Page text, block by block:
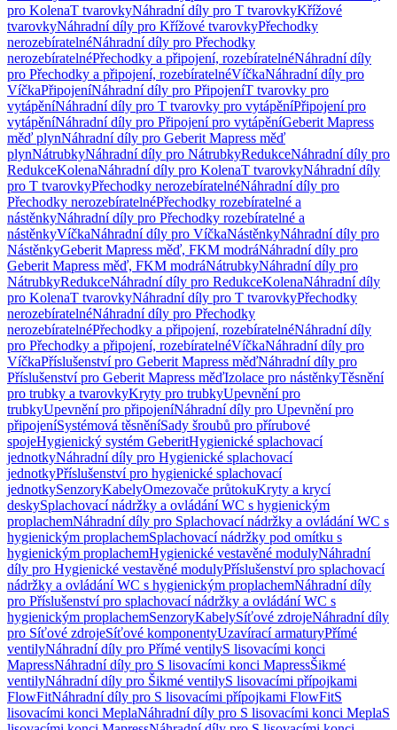
pro KolenaT tvarovkyNáhradní díly pro T tvarovkyKřížové
tvarovkyNáhradní díly pro Křížové tvarovkyPřechodky
nerozebíratelnéNáhradní díly pro Přechodky
nerozebíratelnéPřechodky a připojení, rozebíratelnéNáhradní díly
pro Přechodky a připojení, rozebíratelnéVíčkaNáhradní díly pro
VíčkaPřipojeníNáhradní díly pro PřipojeníT tvarovky pro
vytápěníNáhradní díly pro T tvarovky pro vytápěníPřipojení pro
vytápěníNáhradní díly pro Připojení pro vytápěníGeberit Mapress
měď plynNáhradní díly pro Geberit Mapress měď
plynNátrubkyNáhradní díly pro NátrubkyRedukceNáhradní díly pro
RedukceKolenaNáhradní díly pro KolenaT tvarovkyNáhradní díly
pro T tvarovkyPřechodky nerozebíratelnéNáhradní díly pro
Přechodky nerozebíratelnéPřechodky rozebíratelné a
nástěnkyNáhradní díly pro Přechodky rozebíratelné a
nástěnkyVíčkaNáhradní díly pro VíčkaNástěnkyNáhradní díly pro
NástěnkyGeberit Mapress měď, FKM modráNáhradní díly pro
Geberit Mapress měď, FKM modráNátrubkyNáhradní díly pro
NátrubkyRedukceNáhradní díly pro RedukceKolenaNáhradní díly
pro KolenaT tvarovkyNáhradní díly pro T tvarovkyPřechodky
nerozebíratelnéNáhradní díly pro Přechodky
nerozebíratelnéPřechodky a připojení, rozebíratelnéNáhradní díly
pro Přechodky a připojení, rozebíratelnéVíčkaNáhradní díly pro
VíčkaPříslušenství pro Geberit Mapress měďNáhradní díly pro
Příslušenství pro Geberit Mapress měďIzolace pro nástěnkyTěsnění
pro trubky a tvarovkyKryty pro trubkyUpevnění pro
trubkyUpevnění pro připojeníNáhradní díly pro Upevnění pro
připojeníSystémová těsněníSady šroubů pro přírubové
spojeHygienický systém GeberitHygienické splachovací
jednotkyNáhradní díly pro Hygienické splachovací
jednotkyPříslušenství pro hygienické splachovací
jednotkySenzoryKabelyOmezovače průtokuKryty a krycí
deskySplachovací nádržky a ovládání WC s hygienickým
proplachemNáhradní díly pro Splachovací nádržky a ovládání WC s
hygienickým proplachemSplachovací nádržky pod omítku s
hygienickým proplachemHygienické vestavěné modulyNáhradní
díly pro Hygienické vestavěné modulyPříslušenství pro splachovací
nádržky a ovládání WC s hygienickým proplachemNáhradní díly
pro Příslušenství pro splachovací nádržky a ovládání WC s
hygienickým proplachemSenzoryKabelySíťové zdrojeNáhradní díly
pro Síťové zdrojeSíťové komponentyUzavírací armaturyPřímé
ventilyNáhradní díly pro Přímé ventilyS lisovacími konci
MapressNáhradní díly pro S lisovacími konci MapressŠikmé
ventilyNáhradní díly pro Šikmé ventilyS lisovacími přípojkami
FlowFitNáhradní díly pro S lisovacími přípojkami FlowFitS
lisovacími konci MeplaNáhradní díly pro S lisovacími konci MeplaS